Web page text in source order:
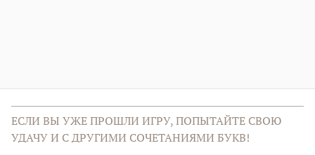
ЕСЛИ ВЫ УЖЕ ПРОШЛИ ИГРУ, ПОПЫТАЙТЕ СВОЮ
УДАЧУ И С ДРУГИМИ СОЧЕТАНИЯМИ БУКВ!